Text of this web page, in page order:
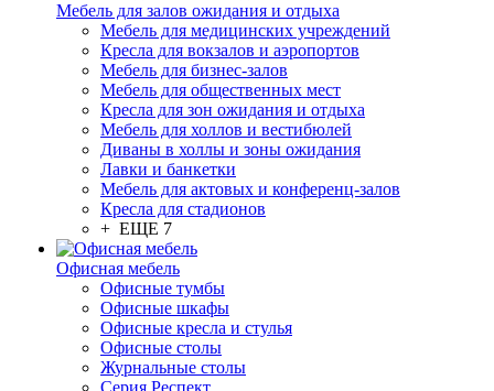
Мебель для залов ожидания и отдыха
Мебель для медицинских учреждений
Кресла для вокзалов и аэропортов
Мебель для бизнес-залов
Мебель для общественных мест
Кресла для зон ожидания и отдыха
Мебель для холлов и вестибюлей
Диваны в холлы и зоны ожидания
Лавки и банкетки
Мебель для актовых и конференц-залов
Кресла для стадионов
+ ЕЩЕ 7
Офисная мебель
Офисные тумбы
Офисные шкафы
Офисные кресла и стулья
Офисные столы
Журнальные столы
Серия Респект